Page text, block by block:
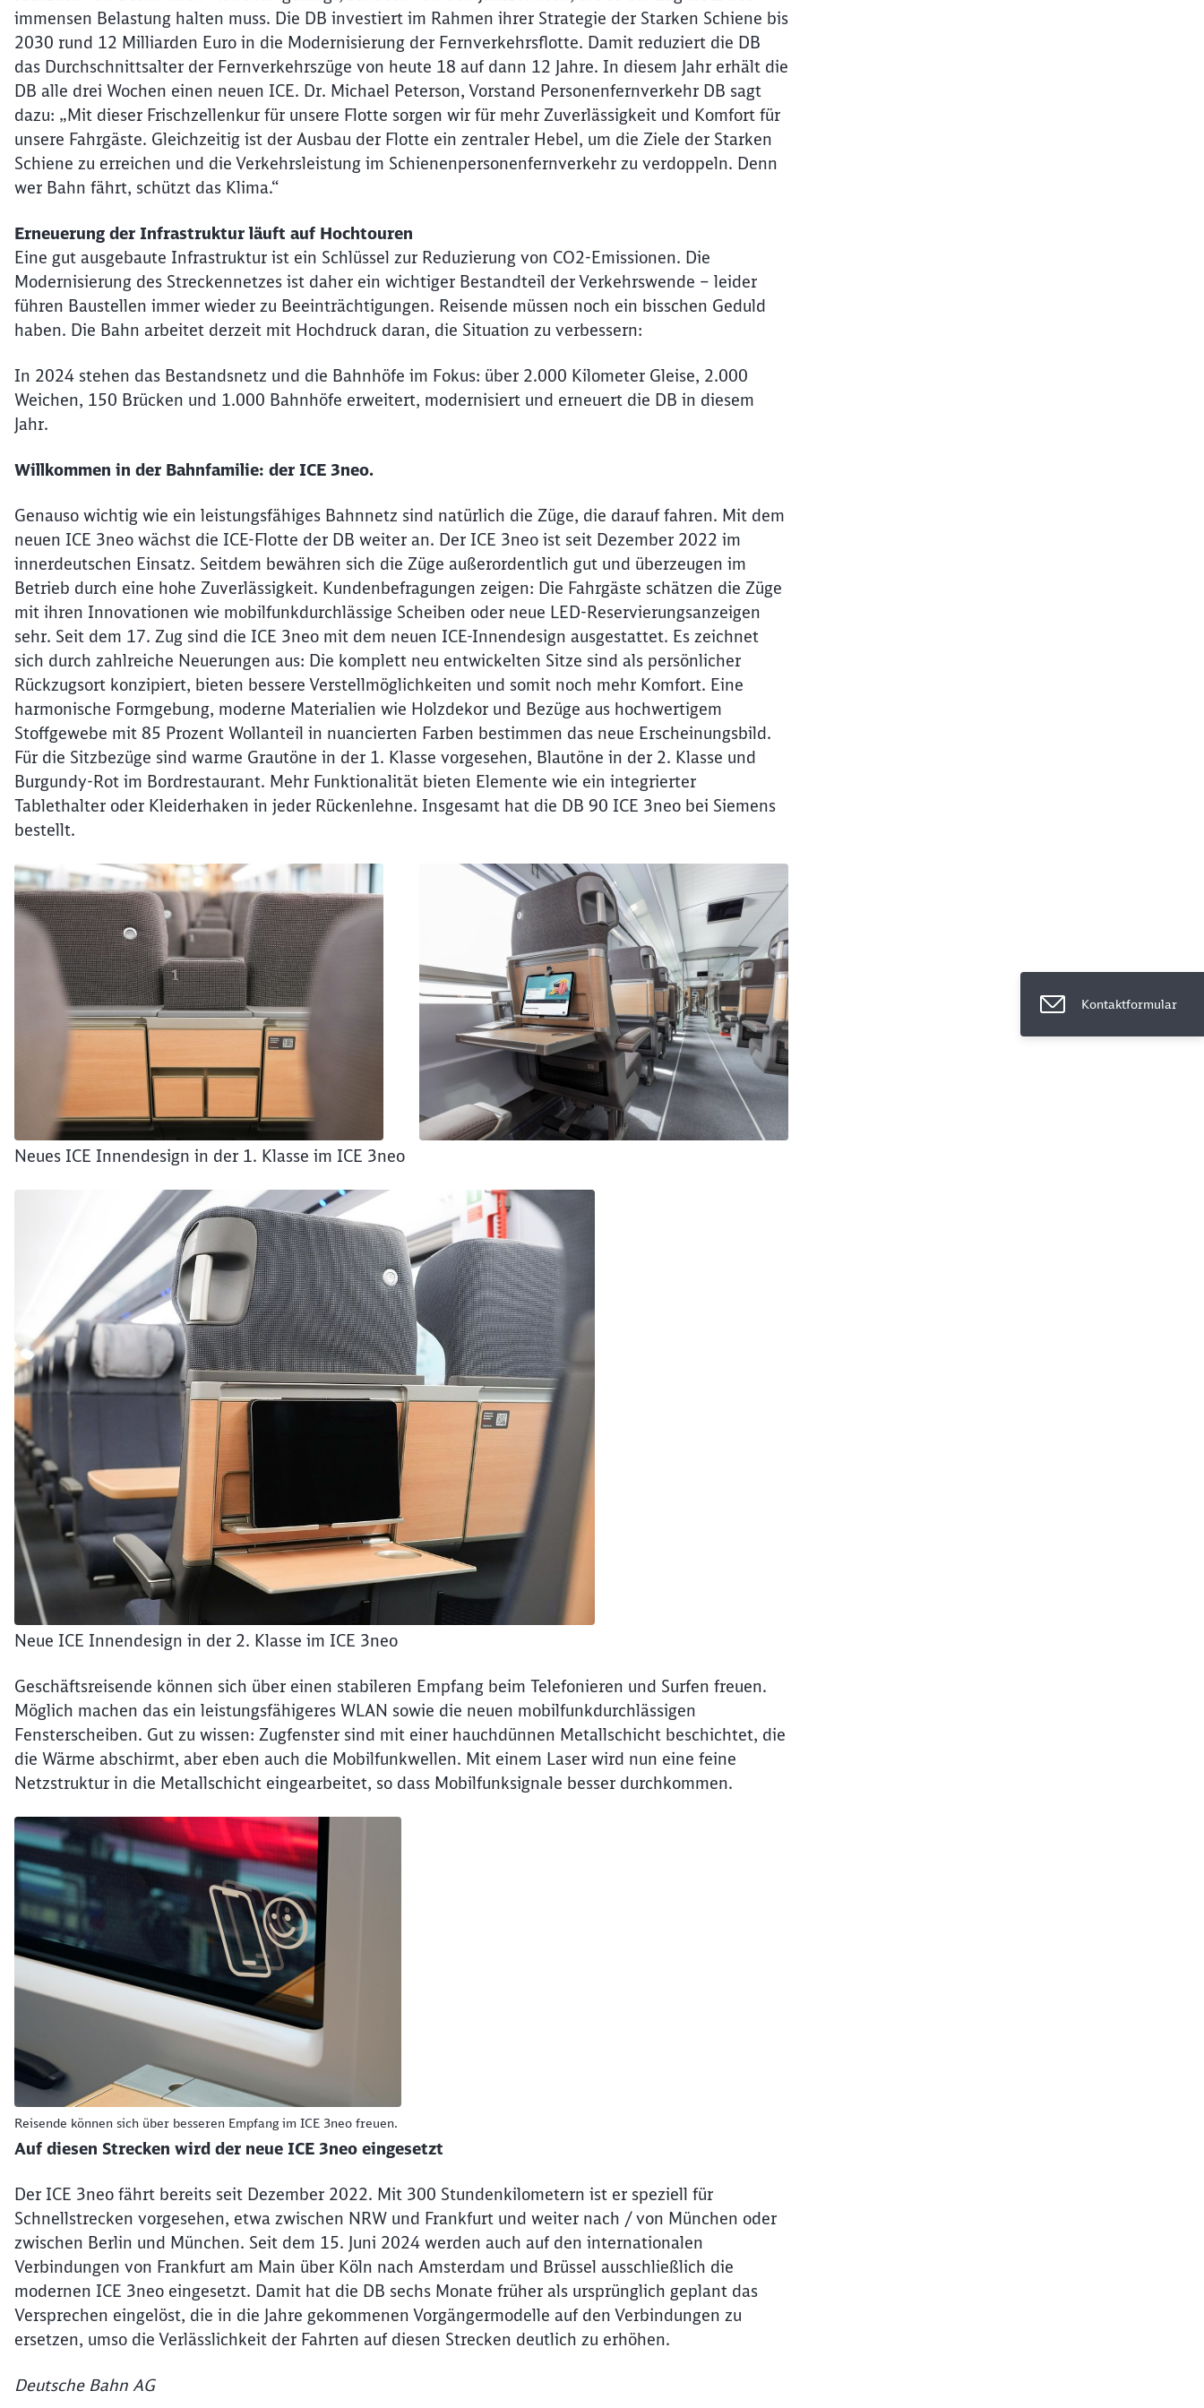
Kontaktformular
immensen Belastung halten muss. Die DB investiert im Rahmen ihrer Strategie der Starken Schiene bis
2030 rund 12 Milliarden Euro in die Modernisierung der Fernverkehrsflotte. Damit reduziert die DB
das Durchschnittsalter der Fernverkehrszüge von heute 18 auf dann 12 Jahre. In diesem Jahr erhält die
DB alle drei Wochen einen neuen ICE. Dr. Michael Peterson, Vorstand Personenfernverkehr DB sagt
dazu: „Mit dieser Frischzellenkur für unsere Flotte sorgen wir für mehr Zuverlässigkeit und Komfort für
unsere Fahrgäste. Gleichzeitig ist der Ausbau der Flotte ein zentraler Hebel, um die Ziele der Starken
Schiene zu erreichen und die Verkehrsleistung im Schienenpersonenfernverkehr zu verdoppeln. Denn
wer Bahn fährt, schützt das Klima.“
Erneuerung der Infrastruktur läuft auf Hochtouren
Eine gut ausgebaute Infrastruktur ist ein Schlüssel zur Reduzierung von CO2-Emissionen. Die
Modernisierung des Streckennetzes ist daher ein wichtiger Bestandteil der Verkehrswende – leider
führen Baustellen immer wieder zu Beeinträchtigungen. Reisende müssen noch ein bisschen Geduld
haben. Die Bahn arbeitet derzeit mit Hochdruck daran, die Situation zu verbessern:
In 2024 stehen das Bestandsnetz und die Bahnhöfe im Fokus: über 2.000 Kilometer Gleise, 2.000
Weichen, 150 Brücken und 1.000 Bahnhöfe erweitert, modernisiert und erneuert die DB in diesem
Jahr.
Willkommen in der Bahnfamilie: der ICE 3neo.
Genauso wichtig wie ein leistungsfähiges Bahnnetz sind natürlich die Züge, die darauf fahren. Mit dem
neuen ICE 3neo wächst die ICE-Flotte der DB weiter an. Der ICE 3neo ist seit Dezember 2022 im
innerdeutschen Einsatz. Seitdem bewähren sich die Züge außerordentlich gut und überzeugen im
Betrieb durch eine hohe Zuverlässigkeit. Kundenbefragungen zeigen: Die Fahrgäste schätzen die Züge
mit ihren Innovationen wie mobilfunkdurchlässige Scheiben oder neue LED-Reservierungsanzeigen
sehr. Seit dem 17. Zug sind die ICE 3neo mit dem neuen ICE-Innendesign ausgestattet. Es zeichnet
sich durch zahlreiche Neuerungen aus: Die komplett neu entwickelten Sitze sind als persönlicher
Rückzugsort konzipiert, bieten bessere Verstellmöglichkeiten und somit noch mehr Komfort. Eine
harmonische Formgebung, moderne Materialien wie Holzdekor und Bezüge aus hochwertigem
Stoffgewebe mit 85 Prozent Wollanteil in nuancierten Farben bestimmen das neue Erscheinungsbild.
Für die Sitzbezüge sind warme Grautöne in der 1. Klasse vorgesehen, Blautöne in der 2. Klasse und
Burgundy-Rot im Bordrestaurant. Mehr Funktionalität bieten Elemente wie ein integrierter
Tablethalter oder Kleiderhaken in jeder Rückenlehne. Insgesamt hat die DB 90 ICE 3neo bei Siemens
bestellt.
Neues ICE Innendesign in der 1. Klasse im ICE 3neo
Neue ICE Innendesign in der 2. Klasse im ICE 3neo
Geschäftsreisende können sich über einen stabileren Empfang beim Telefonieren und Surfen freuen.
Möglich machen das ein leistungsfähigeres WLAN sowie die neuen mobilfunkdurchlässigen
Fensterscheiben. Gut zu wissen: Zugfenster sind mit einer hauchdünnen Metallschicht beschichtet, die
die Wärme abschirmt, aber eben auch die Mobilfunkwellen. Mit einem Laser wird nun eine feine
Netzstruktur in die Metallschicht eingearbeitet, so dass Mobilfunksignale besser durchkommen.
Reisende können sich über besseren Empfang im ICE 3neo freuen.
Auf diesen Strecken wird der neue ICE 3neo eingesetzt
Der ICE 3neo fährt bereits seit Dezember 2022. Mit 300 Stundenkilometern ist er speziell für
Schnellstrecken vorgesehen, etwa zwischen NRW und Frankfurt und weiter nach / von München oder
zwischen Berlin und München. Seit dem 15. Juni 2024 werden auch auf den internationalen
Verbindungen von Frankfurt am Main über Köln nach Amsterdam und Brüssel ausschließlich die
modernen ICE 3neo eingesetzt. Damit hat die DB sechs Monate früher als ursprünglich geplant das
Versprechen eingelöst, die in die Jahre gekommenen Vorgängermodelle auf den Verbindungen zu
ersetzen, umso die Verlässlichkeit der Fahrten auf diesen Strecken deutlich zu erhöhen.
Deutsche Bahn AG
Möchten Sie zuweitergeleitet werden?
Abbrechen Weiter